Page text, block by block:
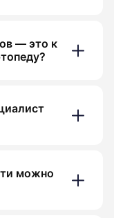
— это к
можно